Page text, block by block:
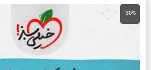
-30%